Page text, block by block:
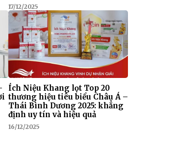
17/12/2025
Ích Niệu Khang lọt Top 20
thương hiệu tiêu biểu Châu Á –
Thái Bình Dương 2025: khẳng
định uy tín và hiệu quả
16/12/2025